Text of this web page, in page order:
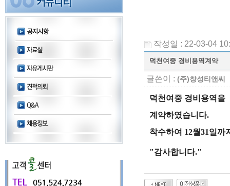
작성일 : 22-03-04
덕천여중 경비용역계약
글쓴이 : (주)창성티앤씨
덕천여중 경비용역을
계약하였습니다.
착수하여 12월31일까
"감사합니다."